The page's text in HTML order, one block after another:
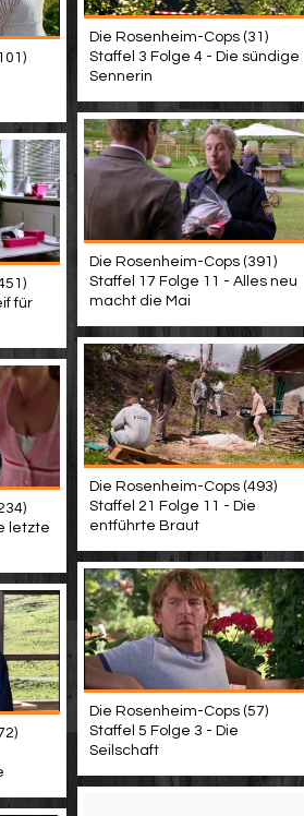
Die Rosenheim-Cops (31)
Staffel 3 Folge 4 - Die sündige
Sennerin
Die Rosenheim-Cops (391)
Staffel 17 Folge 11 - Alles neu
macht die Mai
für
Die Rosenheim-Cops (493)
Staffel 21 Folge 11 - Die
entführte Braut
letzte
Die Rosenheim-Cops (57)
Staffel 5 Folge 3 - Die
Seilschaft